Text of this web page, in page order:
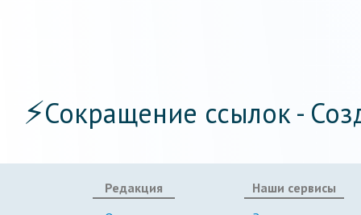
⚡Сокращение ссылок -
Редакция
Наши сервисы